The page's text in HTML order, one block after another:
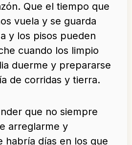
Que el tiempo que
vuela y se guarda
y los pisos pueden
cuando los limpio
duerme y prepararse
de corridas y tierra.
que no siempre
arreglarme y
habría días en los que